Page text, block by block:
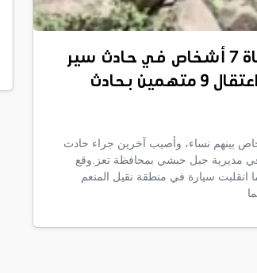
تعز: وفاة 7 أشخاص في حادث سير
مروع واعتقال 9 متهمين بحادث
7 أشخاص بينهم نساء، وأصيب آخرين جراء حادث
مديرية جبل حبشي بمحافظة تعز.وقع
انقلبت سيارة في منطقة نقيل المنعم